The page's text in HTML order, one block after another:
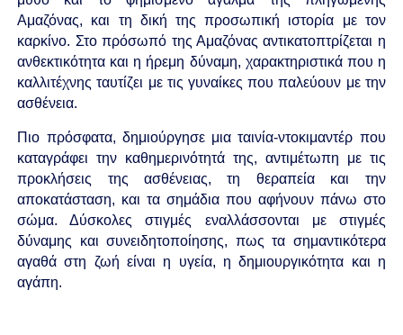
Αμαζόνας, και τη δική της προσωπική ιστορία με τον
καρκίνο. Στο πρόσωπό της Αμαζόνας αντικατοπτρίζεται η
ανθεκτικότητα και η ήρεμη δύναμη, χαρακτηριστικά που η
καλλιτέχνης ταυτίζει με τις γυναίκες που παλεύουν με την
ασθένεια.
Πιο πρόσφατα, δημιούργησε μια ταινία-ντοκιμαντέρ που
καταγράφει την καθημερινότητά της, αντιμέτωπη με τις
προκλήσεις της ασθένειας, τη θεραπεία και την
αποκατάσταση, και τα σημάδια που αφήνουν πάνω στο
σώμα. Δύσκολες στιγμές εναλλάσσονται με στιγμές
δύναμης και συνειδητοποίησης, πως τα σημαντικότερα
αγαθά στη ζωή είναι η υγεία, η δημιουργικότητα και η
αγάπη.